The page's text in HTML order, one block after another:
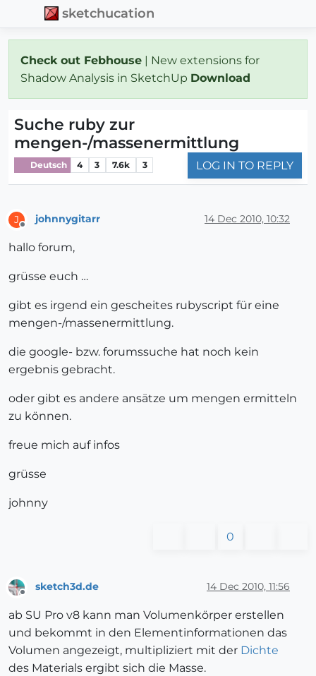
sketchucation
Check out Febhouse | New extensions for
Shadow Analysis in SketchUp Download
Suche ruby zur
mengen-/massenermittlung
Deutsch 4 3 7.6k 3 LOG IN TO REPLY
J johnnygitarr 14 Dec 2010, 10:32
hallo forum,
grüsse euch …
gibt es irgend ein gescheites rubyscript für eine
mengen-/massenermittlung.
die google- bzw. forumssuche hat noch kein
ergebnis gebracht.
oder gibt es andere ansätze um mengen ermitteln
zu können.
freue mich auf infos
grüsse
johnny
0
sketch3d.de 14 Dec 2010, 11:56
ab SU Pro v8 kann man Volumenkörper erstellen
und bekommt in den Elementinformationen das
Volumen angezeigt, multipliziert mit der Dichte
des Materials ergibt sich die Masse.